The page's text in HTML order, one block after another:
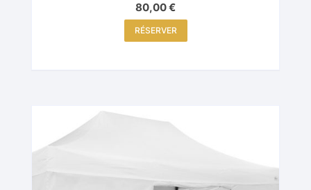
80,00€
RÉSERVER